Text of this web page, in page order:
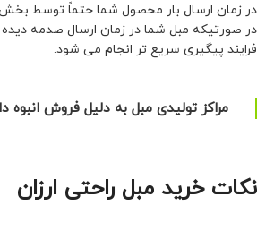
در زمان ارسال بار محصول شما حتماً توسط بخش
در صورتیکه مبل شما در زمان ارسال صدمه
فرایند پیگیری سریع تر انجام می شود.
مراکز تولیدی مبل به دلیل فروش
نکات خرید مبل راحتی ارزان